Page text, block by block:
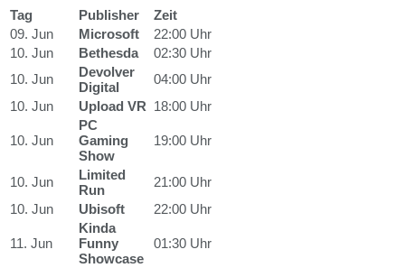
Tag Publisher
Zeit
09. Jun
Microsoft
22:00 Uhr
10. Jun
Bethesda
02:30 Uhr
10. Jun
Devolver
Digital
04:00 Uhr
10. Jun
Upload VR 18:00 Uhr
10. Jun
PC
Gaming
Show
19:00 Uhr
10. Jun
Limited
Run
21:00 Uhr
10. Jun
Ubisoft 22:00 Uhr
11. Jun
Kinda
Funny
Showcase
01:30 Uhr